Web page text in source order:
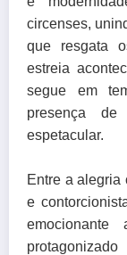
circenses,
que resgata
estreia
segue em
presença
espetacular.
Entre a alegria
e